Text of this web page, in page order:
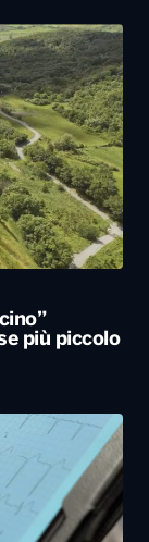
più piccolo